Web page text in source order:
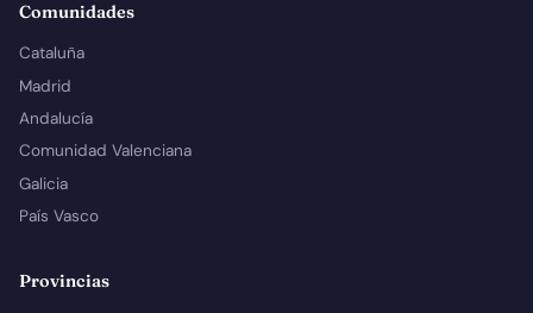
Comunidades
Cataluña
Madrid
Andalucía
Comunidad Valenciana
Galicia
País Vasco
Provincias